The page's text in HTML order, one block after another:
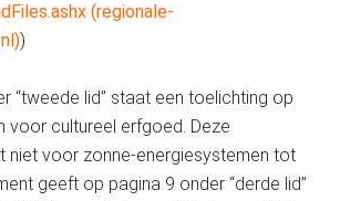
(regionale-
)
“tweede lid” staat een toelichting op
voor cultureel erfgoed. Deze
niet voor zonne-energiesystemen tot
geeft op pagina 9 onder “derde lid”